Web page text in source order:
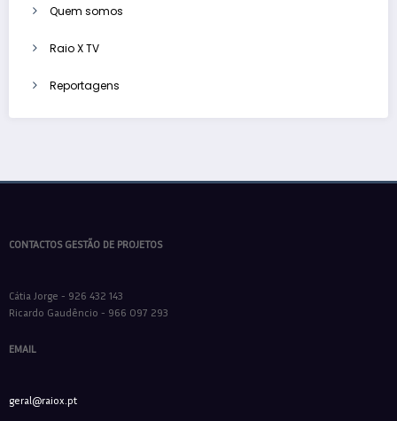
Quem somos
Raio X TV
Reportagens
CONTACTOS GESTÃO DE PROJETOS
Cátia Jorge - 926 432 143
Ricardo Gaudêncio - 966 097 293
EMAIL
geral@raiox.pt